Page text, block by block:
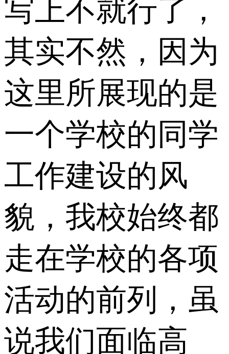
写上不就行了，
其实不然，因为
这里所展现的是
一个学校的同学
工作建设的风
貌，我校始终都
走在学校的各项
活动的前列，虽
说我们面临高